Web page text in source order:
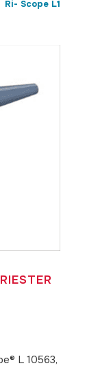
Ri- Scope L1
L 10563,